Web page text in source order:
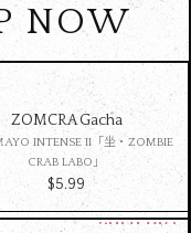
NOW
ZOMCRA Gacha
INTENSE II「坐・ZOMBIE
CRAB LABO」
$‌5.99